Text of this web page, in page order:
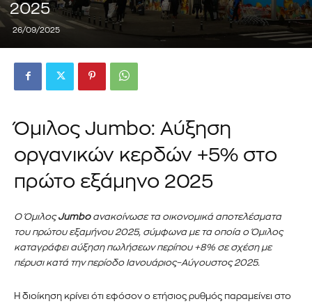
2025
26/09/2025
Όμιλος Jumbo: Αύξηση
οργανικών κερδών +5% στο
πρώτο εξάμηνο 2025
Ο ΌμιλοςJumboανακοίνωσε τα οικονομικά αποτελέσματα
του πρώτου εξαμήνου 2025, σύμφωνα με τα οποία ο Όμιλος
καταγράφει αύξηση πωλήσεων περίπου +8% σε σχέση με
πέρυσι κατά την περίοδο Ιανουάριος–Αύγουστος 2025.
Η διοίκηση κρίνει ότι εφόσον ο ετήσιος ρυθμός παραμείνει στο